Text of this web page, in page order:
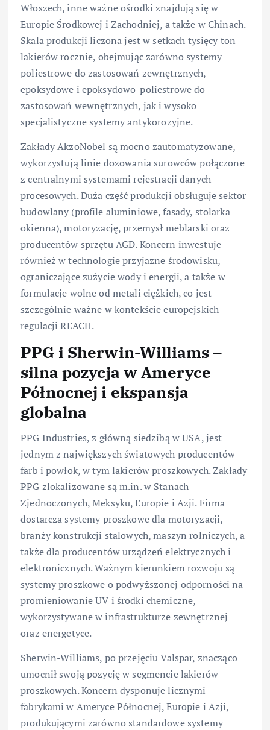
Włoszech, inne ważne ośrodki znajdują się w
Europie Środkowej i Zachodniej, a także w Chinach.
Skala produkcji liczona jest w setkach tysięcy ton
lakierów rocznie, obejmując zarówno systemy
poliestrowe do zastosowań zewnętrznych,
epoksydowe i epoksydowo-poliestrowe do
zastosowań wewnętrznych, jak i wysoko
specjalistyczne systemy antykorozyjne.
Zakłady AkzoNobel są mocno zautomatyzowane,
wykorzystują linie dozowania surowców połączone
z centralnymi systemami rejestracji danych
procesowych. Duża część produkcji obsługuje sektor
budowlany (profile aluminiowe, fasady, stolarka
okienna), motoryzację, przemysł meblarski oraz
producentów sprzętu AGD. Koncern inwestuje
również w technologie przyjazne środowisku,
ograniczające zużycie wody i energii, a także w
formulacje wolne od metali ciężkich, co jest
szczególnie ważne w kontekście europejskich
regulacji REACH.
PPG i Sherwin-Williams –
silna pozycja w Ameryce
Północnej i ekspansja
globalna
PPG Industries, z główną siedzibą w USA, jest
jednym z największych światowych producentów
farb i powłok, w tym lakierów proszkowych. Zakłady
PPG zlokalizowane są m.in. w Stanach
Zjednoczonych, Meksyku, Europie i Azji. Firma
dostarcza systemy proszkowe dla motoryzacji,
branży konstrukcji stalowych, maszyn rolniczych, a
także dla producentów urządzeń elektrycznych i
elektronicznych. Ważnym kierunkiem rozwoju są
systemy proszkowe o podwyższonej odporności na
promieniowanie UV i środki chemiczne,
wykorzystywane w infrastrukturze zewnętrznej
oraz energetyce.
Sherwin-Williams, po przejęciu Valspar, znacząco
umocnił swoją pozycję w segmencie lakierów
proszkowych. Koncern dysponuje licznymi
fabrykami w Ameryce Północnej, Europie i Azji,
produkującymi zarówno standardowe systemy